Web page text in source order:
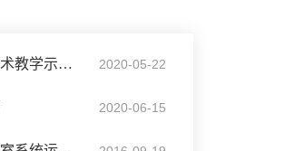
北医三院手术室被评为北医三院临床手术教学示范中心 2020-05-22
2020-06-15